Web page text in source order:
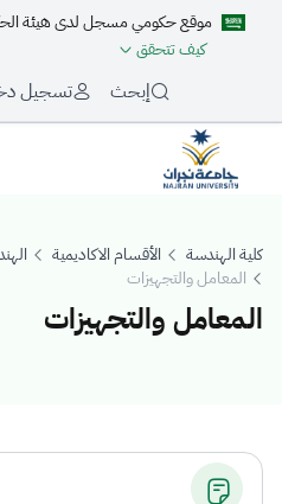
موقع حكومي مسجل لدى هيئة
كيف تتحقق
إبحث تسجيل
كلية الهندسة الأقسام الاكاديمية
المعامل والتجهيزات
المعامل والتجهيزات
المعامل